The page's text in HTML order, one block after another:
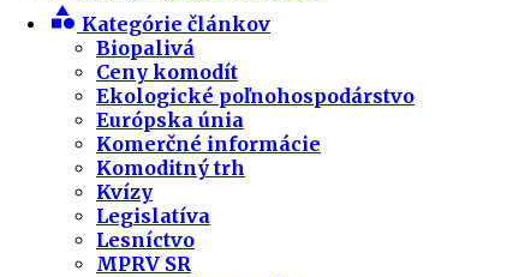
category Kategórie článkov
Biopalivá
Ceny komodít
Ekologické poľnohospodárstvo
Európska únia
Komerčné informácie
Komoditný trh
Kvízy
Legislatíva
Lesníctvo
MPRV SR